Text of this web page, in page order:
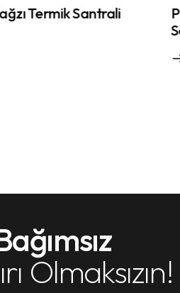
Termik Santrali
Olmaksızın!